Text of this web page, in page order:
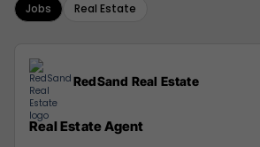
Jobs Real Estate
RedSand Real Estate
Real Estate Agent